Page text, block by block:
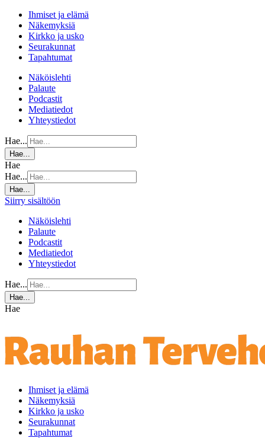
Ihmiset ja elämä
Näkemyksiä
Kirkko ja usko
Seurakunnat
Tapahtumat
Näköislehti
Palaute
Podcastit
Mediatiedot
Yhteystiedot
Hae...
Hae...
Hae
Hae...
Hae...
Siirry sisältöön
Näköislehti
Palaute
Podcastit
Mediatiedot
Yhteystiedot
Hae...
Hae...
Hae
Ihmiset ja elämä
Näkemyksiä
Kirkko ja usko
Seurakunnat
Tapahtumat